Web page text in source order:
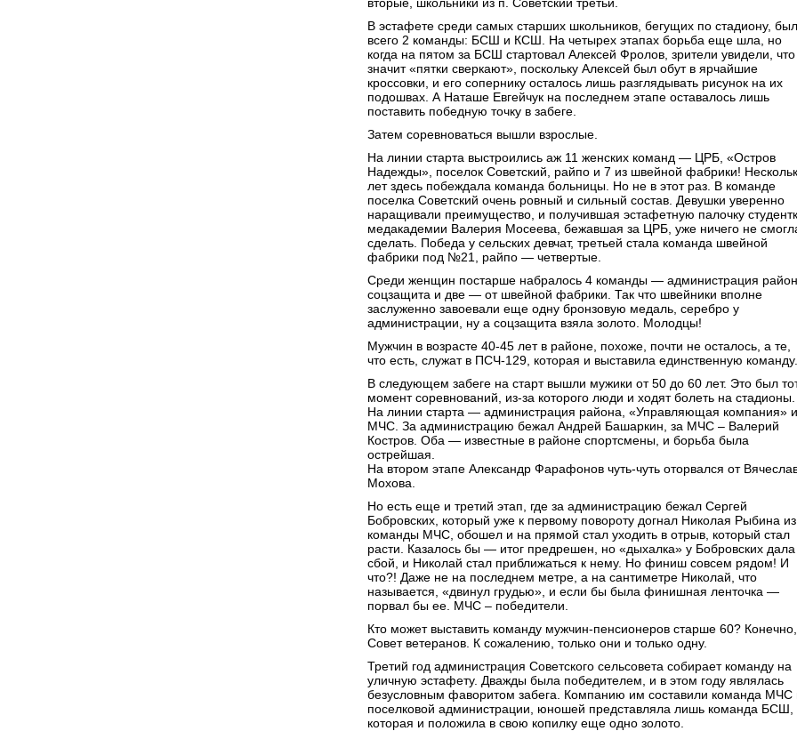
В эстафете среди самых старших школьников, бегущих по стадиону,
всего 2 команды: БСШ и КСШ. На четырех этапах борьба еще шла, но
когда на пятом за БСШ стартовал Алексей Фролов, зрители увидели, что
значит «пятки сверкают», поскольку Алексей был обут в ярчайшие
кроссовки, и его сопернику осталось лишь разглядывать рисунок на их
подошвах. А Наташе Евгейчук на последнем этапе оставалось лишь
поставить победную точку в забеге.
Затем соревноваться вышли взрослые.
На линии старта выстроились аж 11 женских команд — ЦРБ, «Остров
Надежды», поселок Советский, райпо и 7 из швейной фабрики!
лет здесь побеждала команда больницы. Но не в этот раз. В команде
поселка Советский очень ровный и сильный состав. Девушки уверенно
наращивали преимущество, и получившая эстафетную палочку
медакадемии Валерия Мосеева, бежавшая за ЦРБ, уже ничего не
сделать. Победа у сельских девчат, третьей стала команда швейной
фабрики под №21, райпо — четвертые.
Среди женщин постарше набралось 4 команды — администрация
соцзащита и две — от швейной фабрики. Так что швейники вполне
заслуженно завоевали еще одну бронзовую медаль, серебро у
администрации, ну а соцзащита взяла золото. Молодцы!
Мужчин в возрасте 40-45 лет в районе, похоже, почти не осталось, а те,
что есть, служат в ПСЧ-129, которая и выставила единственную команду.
В следующем забеге на старт вышли мужики от 50 до 60 лет. Это был
момент соревнований, из-за которого люди и ходят болеть на стадионы.
На линии старта — администрация района, «Управляющая компания» и
МЧС. За администрацию бежал Андрей Башаркин, за МЧС – Валерий
Костров. Оба — известные в районе спортсмены, и борьба была
острейшая.
На втором этапе Александр Фарафонов чуть-чуть оторвался от
Мохова.
Но есть еще и третий этап, где за администрацию бежал Сергей
Бобровских, который уже к первому повороту догнал Николая Рыбина из
команды МЧС, обошел и на прямой стал уходить в отрыв, который стал
расти. Казалось бы — итог предрешен, но «дыхалка» у Бобровских дала
сбой, и Николай стал приближаться к нему. Но финиш совсем рядом! И
что?! Даже не на последнем метре, а на сантиметре Николай, что
называется, «двинул грудью», и если бы была финишная ленточка —
порвал бы ее. МЧС – победители.
Кто может выставить команду мужчин-пенсионеров старше 60? Конечно,
Совет ветеранов. К сожалению, только они и только одну.
Третий год администрация Советского сельсовета собирает команду на
уличную эстафету. Дважды была победителем, и в этом году являлась
безусловным фаворитом забега. Компанию им составили команда МЧС
поселковой администрации, юношей представляла лишь команда БСШ,
которая и положила в свою копилку еще одно золото.